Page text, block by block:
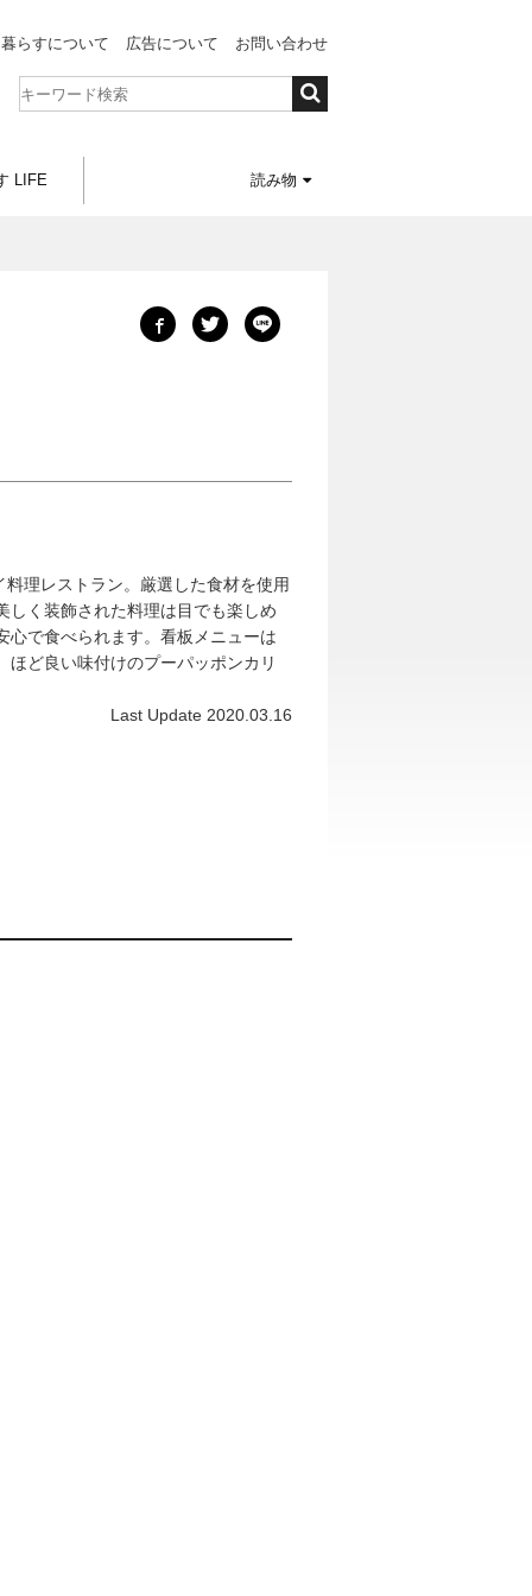
暮らすについて 広告について お問い合わせ
LIFE 読み物
料理レストラン。厳選した食材を使用
しく装飾された料理は目でも楽しめ
心で食べられます。看板メニューは
ほど良い味付けのプーパッポンカリ
Last Update 2020.03.16